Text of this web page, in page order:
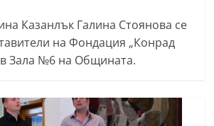
Казанлък Галина Стоянова се
на Фондация „Конрад
в Зала №6 на Общината.